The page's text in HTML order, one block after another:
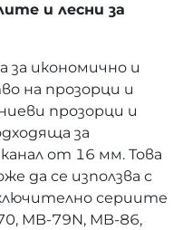
и лесни за
за икономично и
на прозорци и
прозорци и
за
от 16 мм. Това
да се използва с
сериите
MB-79N, MB-86,